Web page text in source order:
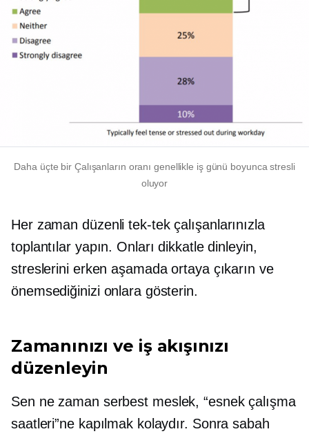
Daha üçte bir Çalışanların oranı genellikle iş günü boyunca stresli
oluyor
Her zaman düzenlitek-tekçalışanlarınızla
toplantılar yapın. Onları dikkatle dinleyin,
streslerini erken aşamada ortaya çıkarın ve
önemsediğinizi onlara gösterin.
Zamanınızı ve iş akışınızı
düzenleyin
Sen ne zaman serbest meslek, “esnek çalışma
saatleri”ne kapılmak kolaydır. Sonra sabah